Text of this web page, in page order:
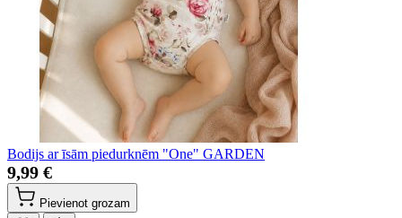
Bodijs ar īsām piedurknēm "One" GARDEN
9,99 €
Pievienot grozam